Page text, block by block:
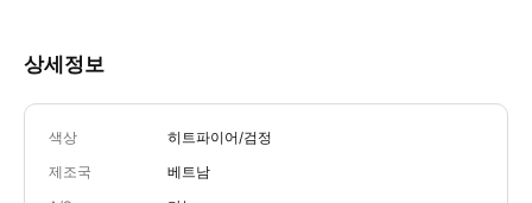
상세정보
색상 히트파이어/검정
제조국 베트남